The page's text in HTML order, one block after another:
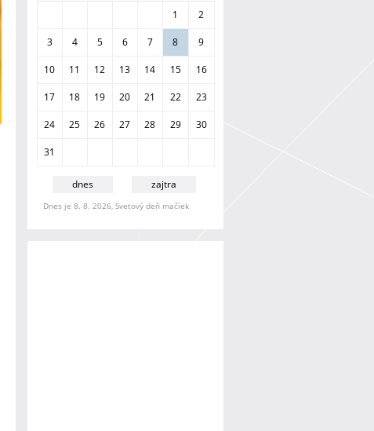
1 2
3 4 5 6 7 8 9
10 11 12 13 14 15 16
17 18 19 20 21 22 23
24 25 26 27 28 29 30
31
dnes zajtra
Dnes je 8. 8. 2026, Svetový deň mačiek